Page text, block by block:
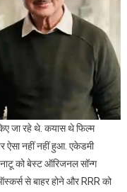
जा रहे थे. कयास थे फिल्म
ऐसा नहीं नहीं हुआ. एकेडमी
को बेस्ट ऑरिजनल सॉन्ग
से बाहर होने और RRR को